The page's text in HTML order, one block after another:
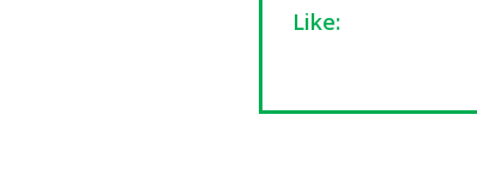
Like: